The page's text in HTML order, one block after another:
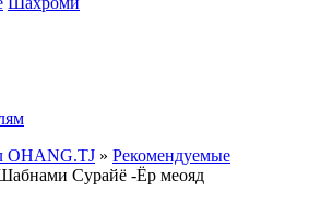
OHANG.TJ » Рекомендуемые
Сурайё -Ёр меояд